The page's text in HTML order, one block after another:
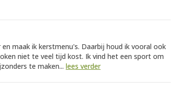
maak ik kerstmenu's. Daarbij houd ik vooral ook
niet te veel tijd kost. Ik vind het een sport om
te maken... lees verder